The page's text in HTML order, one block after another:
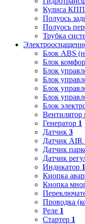
Кулиса КПП
Полуось
Полуось
Трубка
Блок ABS
Блок
Блок
Блок
Блок
Блок
Блок
Вентилятор
Генератор 1
Датчик 3
Датчик AIR
Датчик
Датчик
Индикатор 1
Кнопка
Кнопка
Проводка
Реле 1
Стартер 1